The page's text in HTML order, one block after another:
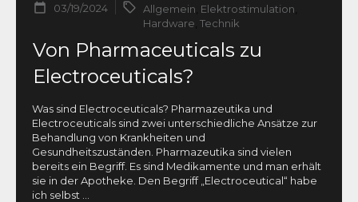
03/19/2024 Allgemein Elektrostimulation
Hardware Technik
Von Pharmaceuticals zu
Electroceuticals?
Was sind Electroceuticals? Pharmazeutika und
Electroceuticals sind zwei unterschiedliche Ansätze zur
Behandlung von Krankheiten und
Gesundheitszuständen. Pharmazeutika sind vielen
bereits ein Begriff. Es sind Medikamente und man erhält
sie in der Apotheke. Den Begriff „Electroceutical“ habe
ich selbst